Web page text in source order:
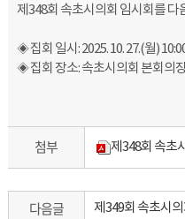
제348회 속초시의회 임시회를 다
◈ 집회 일시: 2025. 10. 27.(월)
◈ 집회 장소: 속초시의회 본회의
첨부 제348회 속초
다음글 제349회 속초시